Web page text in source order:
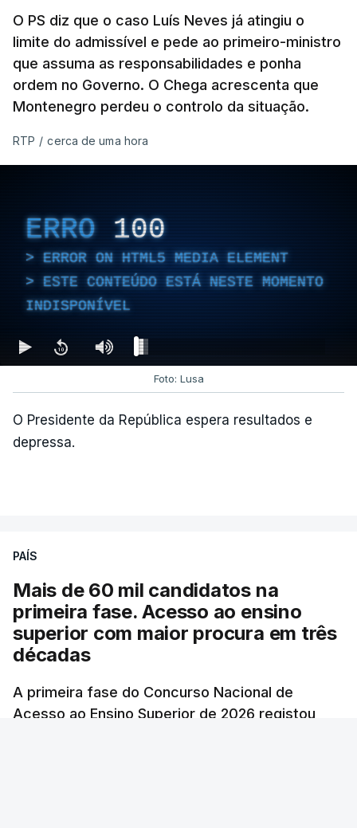
Empreiteiro da
Construbarcelos também
fez obras na casa do diretor
financeiro da PJ
também trabalhou para o
diretor financeiro da PJ
atualizado 7 Agosto 2026, 14:26
O PS diz que o caso Luís Neves já atingiu o
limite do admissível e pede ao primeiro-ministro
que assuma as responsabilidades e ponha
ordem no Governo. O Chega acrescenta que
Montenegro perdeu o controlo da situação.
RTP / cerca de uma hora
ERRO 100
ERROR ON HTML5 MEDIA ELEMENT
ESTE CONTEÚDO ESTÁ NESTE MOMENTO
INDISPONÍVEL
Foto: Lusa
O Presidente da República espera resultados e
depressa.
PAÍS
Mais de 60 mil candidatos na
primeira fase. Acesso ao ensino
superior com maior procura em três
décadas
A primeira fase do Concurso Nacional de
Acesso ao Ensino Superior de 2026 registou